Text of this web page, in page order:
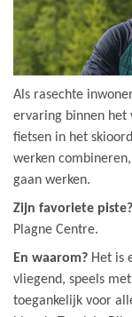
Als rasechte
ervaring binnen het
fietsen in het
werken
gaan werken.
Zijn favoriete piste?
Plagne Centre.
En waarom? Het is
vliegend, speels
toegankelijk voor